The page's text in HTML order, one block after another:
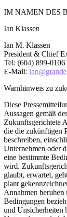
IM NAMEN DES
Ian Klassen
Ian M. Klassen
President & Chief
Tel: (604) 899-0106
E-Mail:
Warnhinweis zu
Diese
Aussagen gemäß
Zukunftsgerichtete
die die zukünftigen
beschreiben,
Unternehmen oder
eine bestimmte
wird.
glaubt, erwartet,
plant
Annahmen
Bedingungen
und Unsicherheiten